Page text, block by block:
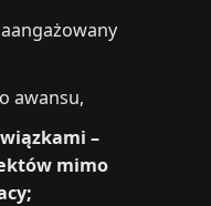
awansu,
–
mimo